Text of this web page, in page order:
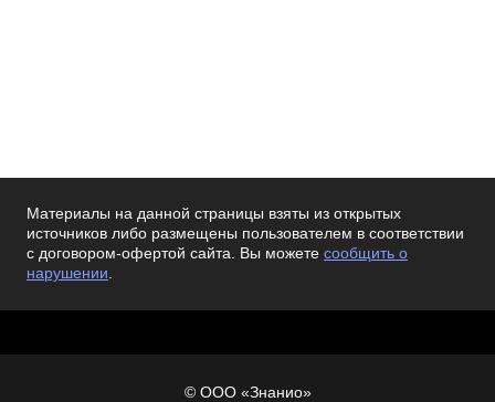
Материалы на данной страницы взяты из открытых
источников либо размещены пользователем в соответствии
с договором-офертой сайта. Вы можете сообщить о
нарушении.
© ООО «Знанио»